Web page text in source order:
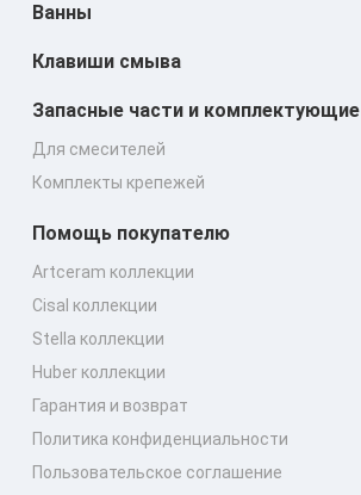
Ванны
Клавиши смыва
Запасные части и комплектующие
Для смесителей
Комплекты крепежей
Помощь покупателю
Artceram коллекции
Cisal коллекции
Stella коллекции
Huber коллекции
Гарантия и возврат
Политика конфиденциальности
Пользовательское соглашение